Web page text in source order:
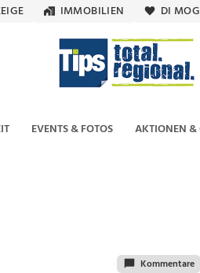
IMMOBILIEN DI
EVENTS & FOTOS AKTIONEN &
Kommentare